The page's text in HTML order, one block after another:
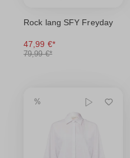
Rock lang SFY Freyday
47,99 €*
79,99 €*